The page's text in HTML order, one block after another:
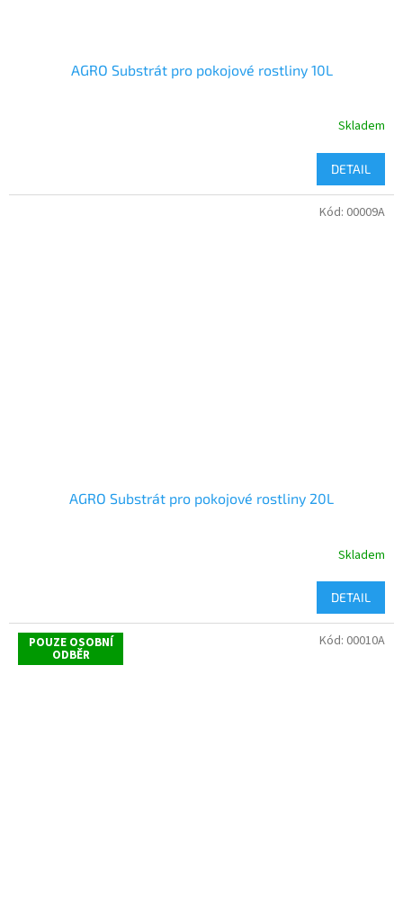
AGRO Substrát pro pokojové rostliny 10L
Skladem
DETAIL
AGRO Substrát pro pokojové rostliny 20L
Skladem
DETAIL
Kód: 00009A
POUZE OSOBNÍ
ODBĚR
Kód: 00010A